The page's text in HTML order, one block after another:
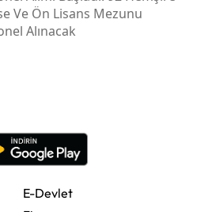
Ve Ön Lisans Mezunu
Alınacak
E-Devlet